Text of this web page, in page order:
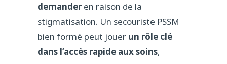
demanderen raison de la
stigmatisation. Un secouriste PSSM
bien formé peut jouer un rôle clé
dans l’accès rapide aux soins,